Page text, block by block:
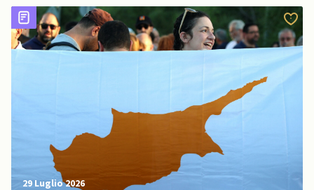
sfruttare la crisi per dividere il blocco
29 Luglio 2026